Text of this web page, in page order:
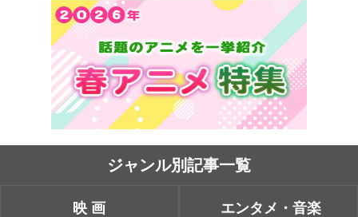
ジャンル別記事一覧
映画 エンタメ・音楽